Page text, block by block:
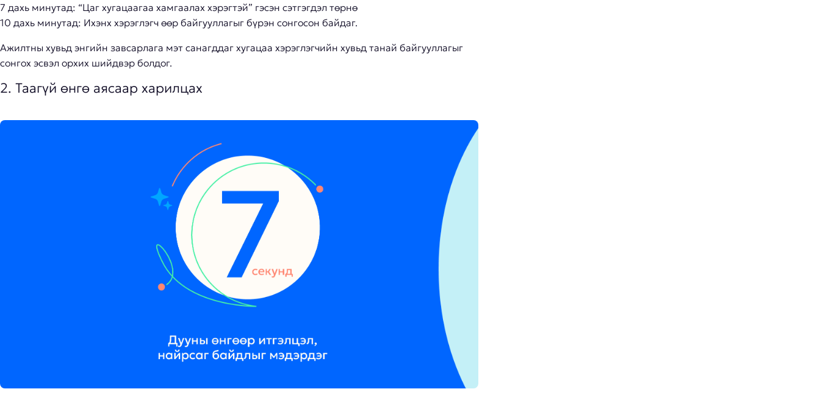
7 дахь минутад: “Цаг хугацаагаа хамгаалах хэрэгтэй” гэсэн сэтгэгдэл төрнө
10 дахь минутад: Ихэнх хэрэглэгч өөр байгууллагыг бүрэн сонгосон байдаг.
Ажилтны хувьд энгийн завсарлага мэт санагддаг хугацаа хэрэглэгчийн хувьд танай байгууллагыг
сонгох эсвэл орхих шийдвэр болдог.
2. Таагүй өнгө аясаар харилцах